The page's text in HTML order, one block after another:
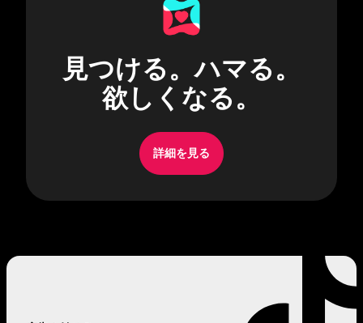
見つける。ハマる。
欲しくなる。
詳細を見る